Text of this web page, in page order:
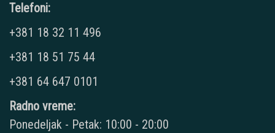
Telefoni:
+381 18 32 11 496
+381 18 51 75 44
+381 64 647 0101
Radno vreme:
Ponedeljak - Petak: 10:00 - 20:00